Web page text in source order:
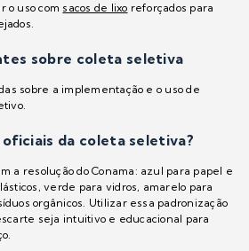
o uso com sacos de lixo reforçados para
sobre coleta seletiva
sobre a implementação e o uso de
oficiais da coleta seletiva?
a resolução do Conama: azul para papel e
verde para vidros, amarelo para
orgânicos. Utilizar essa padronização
seja intuitivo e educacional para